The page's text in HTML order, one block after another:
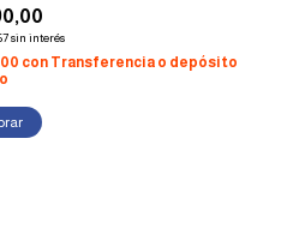
sin interés
con Transferencia o depósito